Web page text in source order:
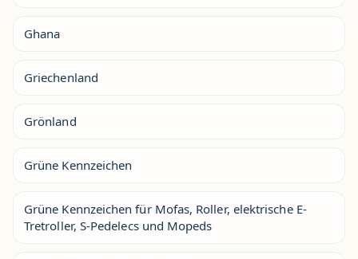
Ghana
Griechenland
Grönland
Grüne Kennzeichen
Grüne Kennzeichen für Mofas, Roller, elektrische E-
Tretroller, S-Pedelecs und Mopeds